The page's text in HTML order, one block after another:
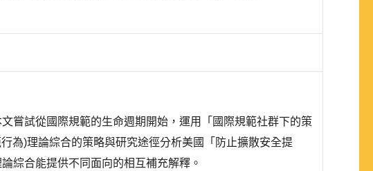
嘗試從國際規範的生命週期開始，運用「國際規範社群下的策
為)理論綜合的策略與研究途徑分析美國「防止擴散安全提
綜合能提供不同面向的相互補充解釋。